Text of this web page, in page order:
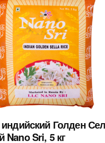
Голден
Sri, 5 кг